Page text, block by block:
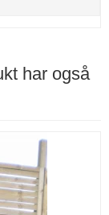
har også